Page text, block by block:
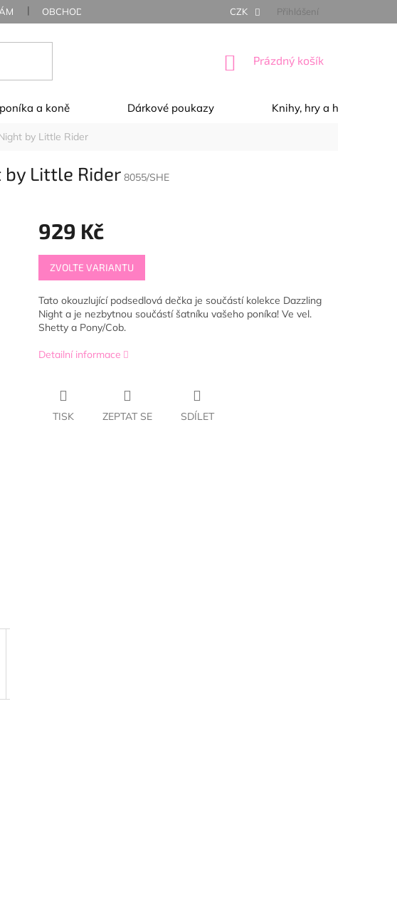
OBCHODNÍ PODMÍNKY OCHRANA OSOBNÍCH ÚDAJŮ
CZK Přihlášení
NÁKUPNÍ
Prázdný košík
a koně Dárkové poukazy Knihy, hry a hračky
by Little Rider
by Little Rider 8055/SHE
929 Kč
Měrná
cena:
ZVOLTE VARIANTU
Tato okouzlující podsedlová dečka je součástí kolekce Dazzling
Night a je nezbytnou součástí šatníku vašeho poníka! Ve vel.
Shetty a Pony/Cob.
Detailní informace
TISK ZEPTAT SE SDÍLET